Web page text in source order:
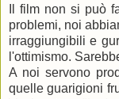
Il film non si può
problemi, noi
irraggiungibili e
l'ottimismo.
A noi servono
quelle guarigioni